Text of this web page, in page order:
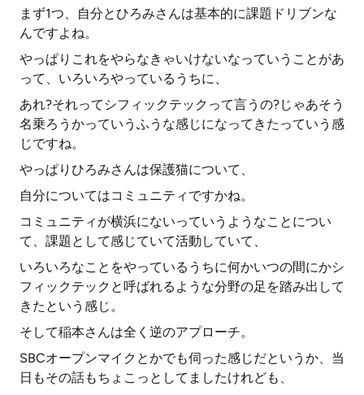
まず1つ、自分とひろみさんは基本的に課題ドリブンな
んですよね。
やっぱりこれをやらなきゃいけないなっていうことがあ
って、いろいろやっているうちに、
あれ?それってシフィックテックって言うの?じゃあそう
名乗ろうかっていうふうな感じになってきたっていう感
じですね。
やっぱりひろみさんは保護猫について、
自分についてはコミュニティですかね。
コミュニティが横浜にないっていうようなことについ
て、課題として感じていて活動していて、
いろいろなことをやっているうちに何かいつの間にかシ
フィックテックと呼ばれるような分野の足を踏み出して
きたという感じ。
そして稲本さんは全く逆のアプローチ。
SBCオープンマイクとかでも伺った感じだというか、当
日もその話もちょこっとしてましたけれども、